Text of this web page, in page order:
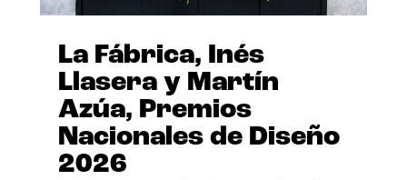
La Fábrica, Inés
Llasera y Martín
Azúa, Premios
Nacionales de Diseño
2026